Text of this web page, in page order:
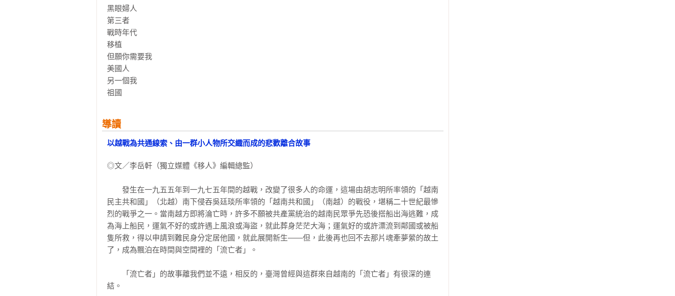
失所的人們如何適應新生活的鬥爭，敏銳深刻的社會觀察加上富含情感的文字表現，讓他在世界文壇
持續受到高度關注與討論。
▍各界好評
胡川安（「故事」網站主編）、葉佳怡（小說家/譯者）、廖雲章（獨立評論@天下頻道總監）
——同聲推薦
——《衛報》
情、愛情或民族情感的迷惘，一下子以為我和主角同樣身為邊緣人而出現共鳴，一下子又因為偶爾推
的批判，是把大歷史攪碎成鹽巴混入你日常餐食的精細手工藝。
——葉佳怡（小說家、譯者）
★ 阮越清的第一本小說《同情者》帶我們走向記憶與歷史的戰爭；這本短篇小說集《流亡者》則讓我
們反省現在的世界、直視那些在兩個世界中掙扎的人們。
——胡川安（「故事」網站主編）
★ 看完全書後，筆者著實對於阮越清是如何「生」出這些故事素材感到好奇，或許是他曾經身為戰爭
難民的親身經歷、或許是他以外國人身分融入美國社會所發生的衝突、或許單純來自他天馬行空的想
黑眼婦人
第三者
戰時年代
移植
但願你需要我
美國人
另一個我
祖國
導讀
以越戰為共通線索、由一群小人物所交織而成的悲歡離合故事
◎文／李岳軒（獨立媒體《移人》編輯總監）
發生在一九五五年到一九七五年間的越戰，改變了很多人的命運，這場由胡志明所率領的「越南
民主共和國」（北越）南下侵吞吳廷琰所率領的「越南共和國」（南越）的戰役，堪稱二十世紀最慘
烈的戰爭之一。當南越方即將淪亡時，許多不願被共產黨統治的越南民眾爭先恐後搭船出海逃難，成
為海上船民，運氣不好的或許遇上風浪或海盜，就此葬身茫茫大海；運氣好的或許漂流到鄰國或被船
隻所救，得以申請到難民身分定居他國，就此展開新生——但，此後再也回不去那片魂牽夢縈的故土
了，成為飄泊在時間與空間裡的「流亡者」。
「流亡者」的故事離我們並不遠，相反的，臺灣曾經與這群來自越南的「流亡者」有很深的連
結。